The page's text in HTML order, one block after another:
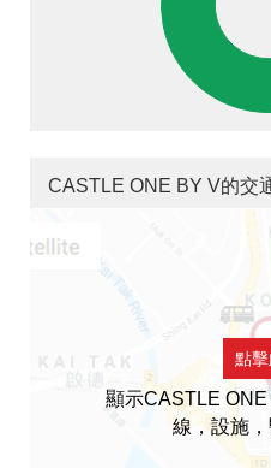
CASTLE ONE BY V的交
點
顯示CASTLE
線，設施